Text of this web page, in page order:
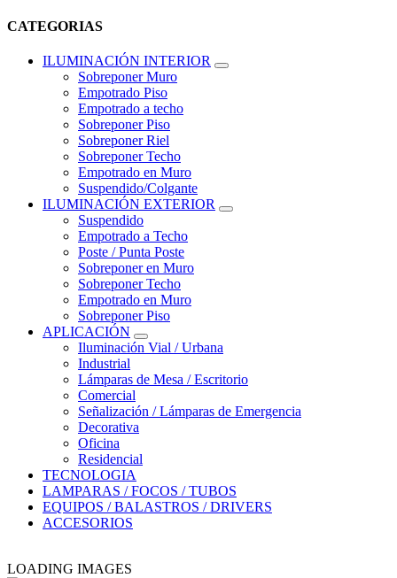
CATEGORIAS
ILUMINACIÓN INTERIOR
Sobreponer Muro
Empotrado Piso
Empotrado a techo
Sobreponer Piso
Sobreponer Riel
Sobreponer Techo
Empotrado en Muro
Suspendido/Colgante
ILUMINACIÓN EXTERIOR
Suspendido
Empotrado a Techo
Poste / Punta Poste
Sobreponer en Muro
Sobreponer Techo
Empotrado en Muro
Sobreponer Piso
APLICACIÓN
Iluminación Vial / Urbana
Industrial
Lámparas de Mesa / Escritorio
Comercial
Señalización / Lámparas de Emergencia
Decorativa
Oficina
Residencial
TECNOLOGIA
LAMPARAS / FOCOS / TUBOS
EQUIPOS / BALASTROS / DRIVERS
ACCESORIOS
LOADING IMAGES